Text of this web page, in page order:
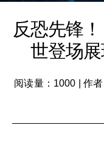
反恐先锋
世登场
阅读量：1000 作